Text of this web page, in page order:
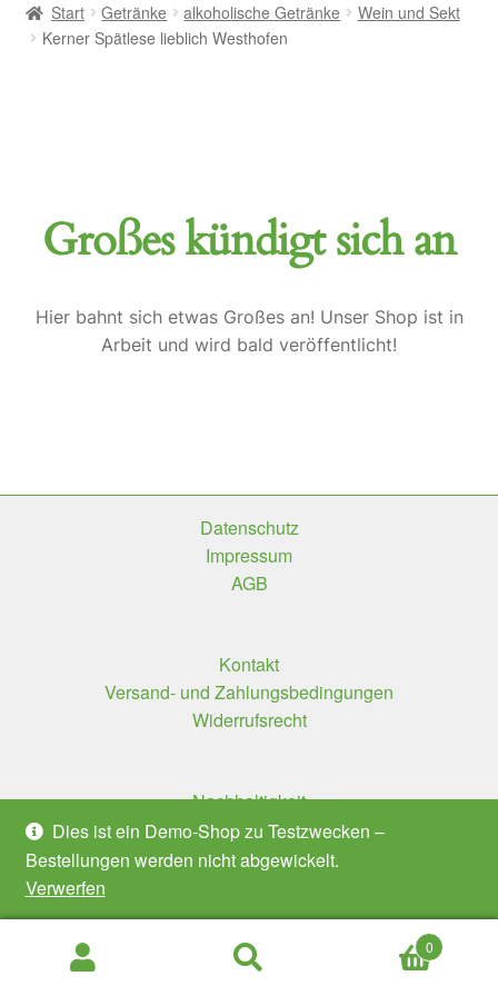
Dies ist ein Demo-Shop zu Testzwecken –
Bestellungen werden nicht abgewickelt.
Verwerfen
Start Getränke alkoholische Getränke
Wein und Sekt
Kerner Spätlese lieblich Westhofen
Großes kündigt sich an
Hier bahnt sich etwas Großes an! Unser Shop ist in
Arbeit und wird bald veröffentlicht!
Datenschutz
Impressum
AGB
Kontakt
Versand- und Zahlungsbedingungen
Widerrufsrecht
Nachhaltigkeit
Tierwohl
Bedeutung unserer Logos
Suchen
0